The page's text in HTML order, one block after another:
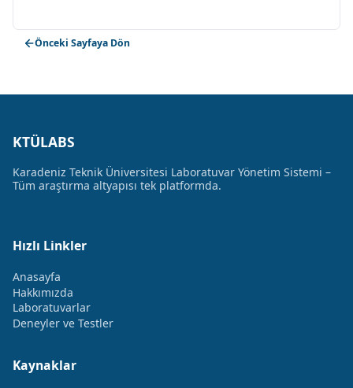
Önceki Sayfaya Dön
KTÜLABS
Karadeniz Teknik Üniversitesi Laboratuvar Yönetim Sistemi –
Tüm araştırma altyapısı tek platformda.
Hızlı Linkler
Anasayfa
Hakkımızda
Laboratuvarlar
Deneyler ve Testler
Kaynaklar